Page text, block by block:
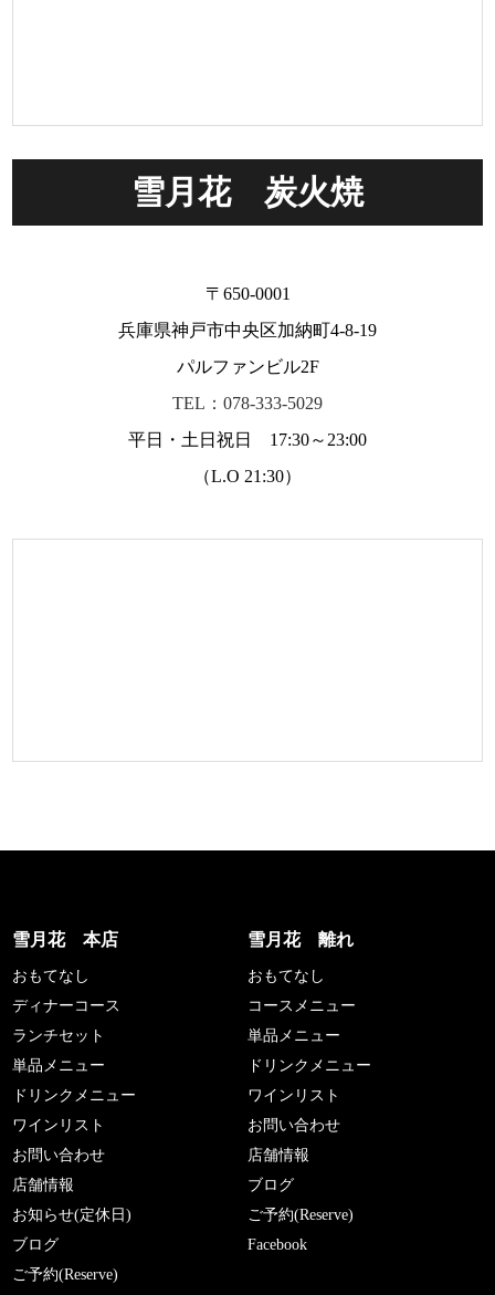
雪月花 炭火焼
〒650-0001
兵庫県神戸市中央区加納町4-8-19
パルファンビル2F
TEL：078-333-5029
平日・土日祝日 17:30～23:00
（L.O 21:30）
雪月花 本店
おもてなし
ディナーコース
ランチセット
単品メニュー
ドリンクメニュー
ワインリスト
お問い合わせ
店舗情報
お知らせ(定休日)
ブログ
ご予約(Reserve)
雪月花 離れ
おもてなし
コースメニュー
単品メニュー
ドリンクメニュー
ワインリスト
お問い合わせ
店舗情報
ブログ
ご予約(Reserve)
Facebook